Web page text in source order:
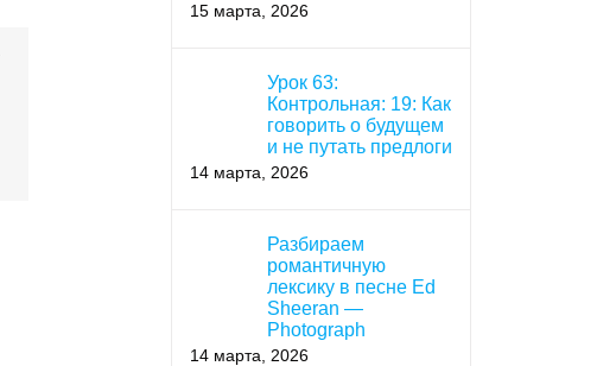
15 марта, 2026
Урок 63:
Контрольная: 19: Как
говорить о будущем
и не путать предлоги
14 марта, 2026
Разбираем
романтичную
лексику в песне Ed
Sheeran —
Photograph
14 марта, 2026